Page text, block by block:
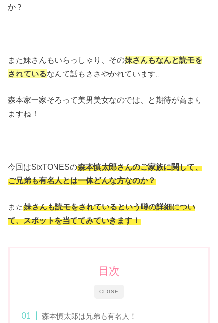
か？
また妹さんもいらっしゃり、その妹さんもなんと読モを
されているなんて話もささやかれています。
森本家一家そろって美男美女なのでは、と期待が高まり
ますね！
今回はSixTONESの森本慎太郎さんのご家族に関して、
ご兄弟も有名人とは一体どんな方なのか？
また妹さんも読モをされているという噂の詳細につい
て、スポットを当ててみていきます！
CLOSE
目次
森本慎太郎は兄弟も有名人！